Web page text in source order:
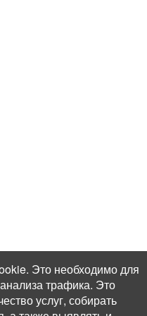
Это необходимо для
трафика. Это
услуг, собирать